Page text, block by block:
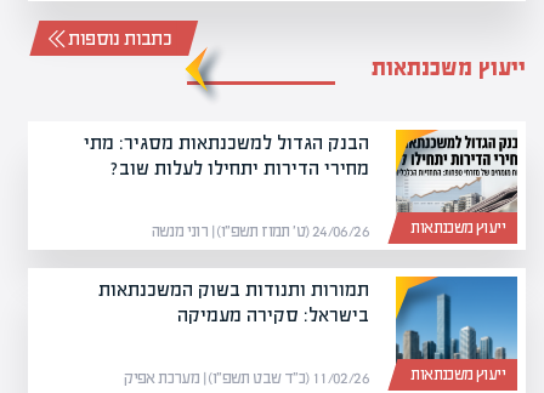
ייעוץ משכנתאות
כתבות נוספות
ייעוץ משכנתאות
הבנק הגדול למשכנתאות מסגיר: מתי
מחירי הדירות יתחילו לעלות שוב?
24/06/26 (ט׳ תמוז תשפ״ו) | רוני מנשה
ייעוץ משכנתאות
תמורות ותנודות בשוק המשכנתאות
בישראל: סקירה מעמיקה
11/02/26 (כ״ד שבט תשפ״ו) | מערכת אפיק